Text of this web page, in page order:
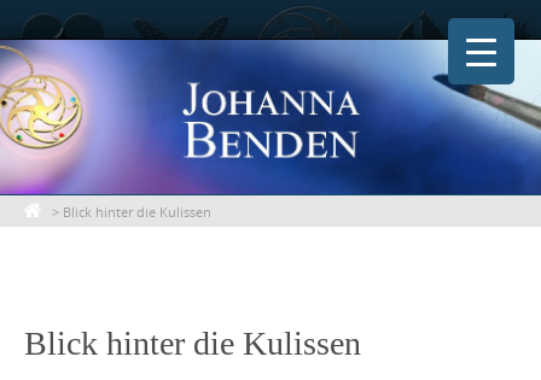
Skip
to
content
> Blick hinter die Kulissen
Blick hinter die Kulissen